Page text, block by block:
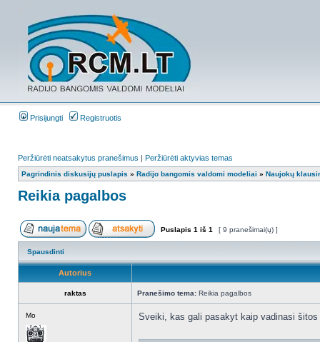
Prisijungti Registruotis
Peržiūrėti neatsakytus pranešimus | Peržiūrėti aktyvias temas
Pagrindinis diskusijų puslapis » Radijo bangomis valdomi modeliai » Naujokų
Reikia pagalbos
Puslapis 1 iš 1 [ 9 pranešimai(ų) ]
Spausdinti
Autorius
raktas Pranešimo tema: Reikia pagalbos
Mo Sveiki, kas gali pasakyt kaip vadinasi